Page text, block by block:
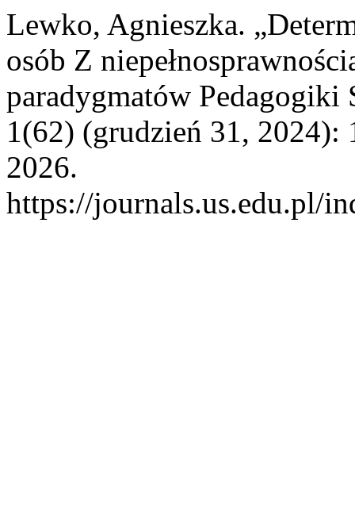
Lewko, Agnieszka.
osób Z
paradygmatów Pedagogiki
1(62) (grudzień 31, 2024):
2026.
https://journals.us.edu.pl/